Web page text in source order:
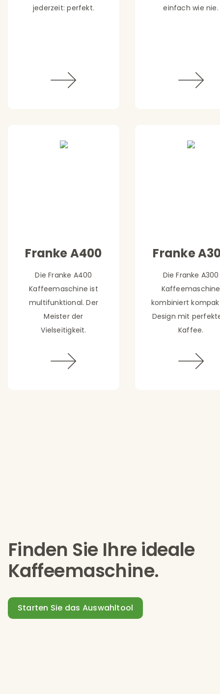
jederzeit: perfekt.
einfach wie nie.
Franke A400
Die Franke A400
Kaffeemaschine ist
multifunktional. Der
Meister der
Vielseitigkeit.
Franke
Die Franke A300
Kaffeemaschine
kombiniert
Design mit
Kaffee.
Finden Sie Ihre ideale
Kaffeemaschine.
Starten Sie das Auswahltool